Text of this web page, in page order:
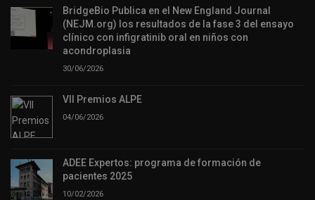
BridgeBio Publica en el New England Journal
(NEJM.org) los resultados de la fase 3 del ensayo
clínico con infigratinib oral en niños con
acondroplasia
30/06/2026
VII Premios ALPE
04/06/2026
ADEE Expertos: programa de formación de
pacientes 2025
10/02/2026